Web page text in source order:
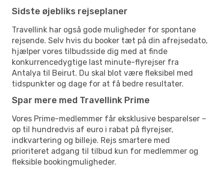
Sidste øjebliks rejseplaner
Travellink har også gode muligheder for spontane
rejsende. Selv hvis du booker tæt på din afrejsedato,
hjælper vores tilbudsside dig med at finde
konkurrencedygtige last minute-flyrejser fra
Antalya til Beirut. Du skal blot være fleksibel med
tidspunkter og dage for at få bedre resultater.
Spar mere med Travellink Prime
Vores Prime-medlemmer får eksklusive besparelser –
op til hundredvis af euro i rabat på flyrejser,
indkvartering og billeje. Rejs smartere med
prioriteret adgang til tilbud kun for medlemmer og
fleksible bookingmuligheder.